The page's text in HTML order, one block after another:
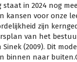
staat in 2024 nog
kansen voor onze
zijn
van het
Sinek (2009). Dit
binnen naar